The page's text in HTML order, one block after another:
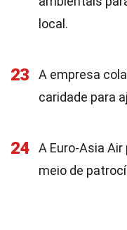
local.
23
A empresa
caridade para
24
A Euro-Asia
meio de